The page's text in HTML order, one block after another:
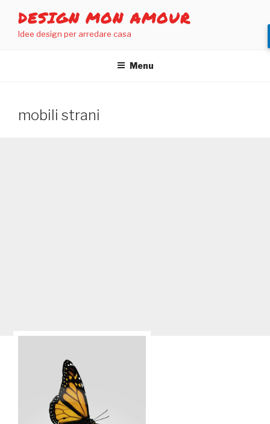
contenuto
DESIGN MON AMOUR
Idee design per arredare casa
Menu
mobili strani